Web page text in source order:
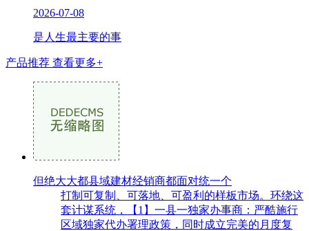
2026-07-08
是人生最主要的事
产品推荐 查看更多+
但绝大大都县域建材经销商都面对统一个
打制可复制、可落地、可盈利的样板市场。环绕这
套计谋系统，【1】一县一独家办事商：严酷施行
区域独家代办署理政策，同时成立完美的月度复